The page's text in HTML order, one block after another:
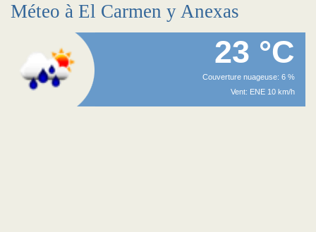
Méteo à El Carmen y Anexas
23 °C
Couverture nuageuse: 6 %
Vent: ENE 10 km/h